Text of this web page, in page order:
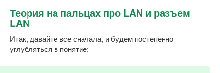
Теория на пальцах про LAN и разъем
LAN
Итак, давайте все сначала, и будем постепенно
углубляться в понятие: